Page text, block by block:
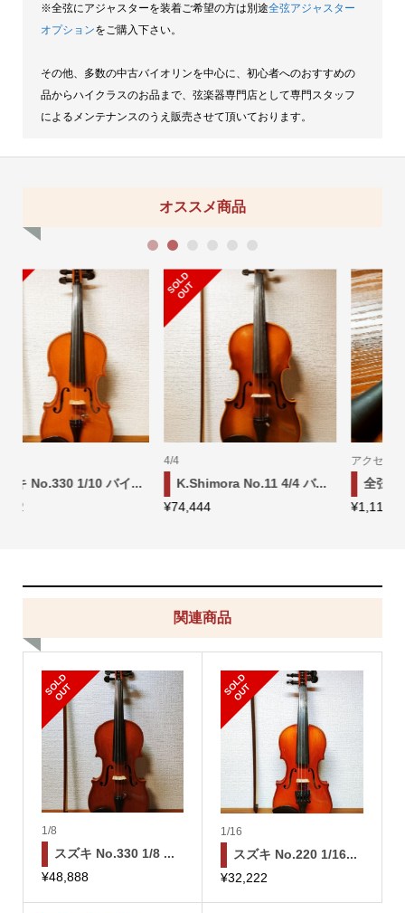
※全弦にアジャスターを装着ご希望の方は別途全弦アジャスター
オプションをご購入下さい。
その他、多数の中古バイオリンを中心に、初心者へのおすすめの
品からハイクラスのお品まで、弦楽器専門店として専門スタッフ
によるメンテナンスのうえ販売させて頂いております。
オススメ商品
全弦アジャスター(オプ...
S
O
L
D
O
U
T
ピグマリウス ST-01 4/4 ...
1 2 3 4 5 6
関連商品
S
O
L
D
O
U
T
1/8
スズキ No.330 1/8 ...
¥48,888
S
O
L
D
O
U
T
1/16
スズキ No.220 1/16...
¥32,222